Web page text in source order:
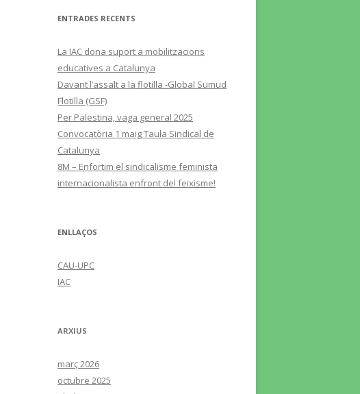
ENTRADES RECENTS
La IAC dona suport a mobilitzacions
educatives a Catalunya
Davant l’assalt a la flotilla -Global Sumud
Flotilla (GSF)
Per Palestina, vaga general 2025
Convocatòria 1 maig Taula Sindical de
Catalunya
8M – Enfortim el sindicalisme feminista
internacionalista enfront del feixisme!
ENLLAÇOS
CAU-UPC
IAC
ARXIUS
març 2026
octubre 2025